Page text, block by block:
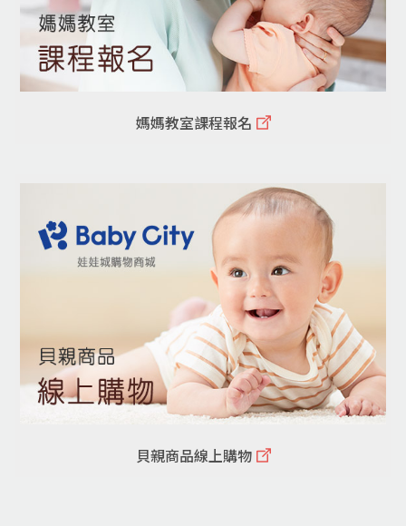
媽媽教室課程報名
貝親商品線上購物